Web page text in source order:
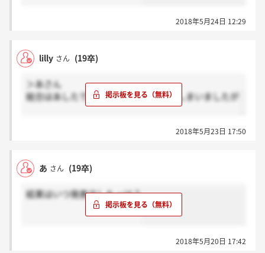
2018年5月24日 12:29
lilly さん (19卒)
＞あさん
総合はあしたですよ！！技術は忘れてしまいましたが
2018年5月23日 17:50
あ さん (19卒)
結果はいつ発表でしたっけ？
2018年5月20日 17:42